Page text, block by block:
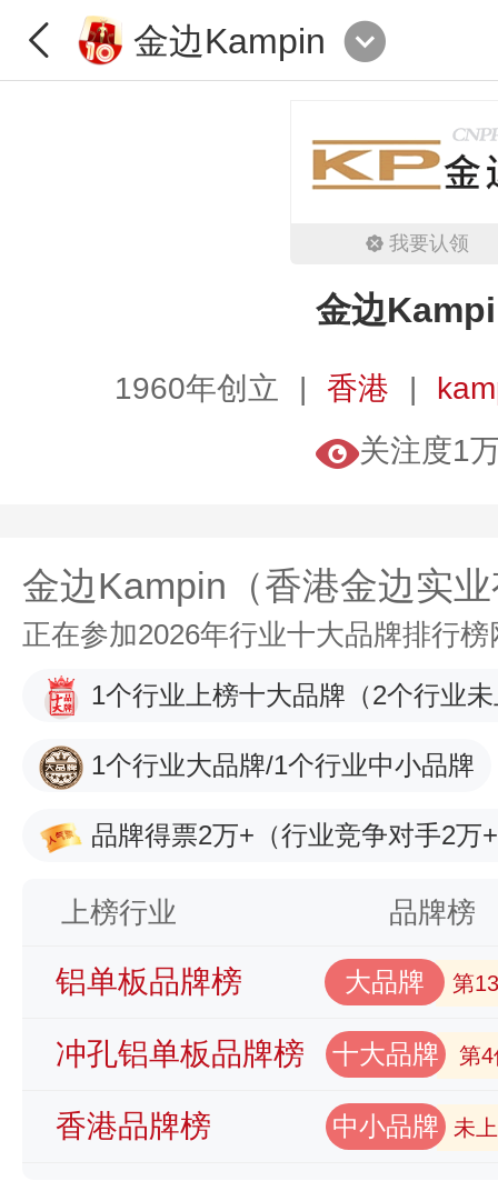
金边Kampin
我要认领
金边
1960年创立 香港
关注度1
金边Kampin（香港金边实
正在参加2026年行业十大品牌排行
1个行业上榜十大品牌 （2个行业
1个行业大品牌/1个行业中小品牌
品牌得票2万+ （行业竞争对手2万
上榜行业 品牌榜
铝单板品牌榜 大品牌 第
冲孔铝单板品牌榜 十大品牌 第4
香港品牌榜 中小品牌 未